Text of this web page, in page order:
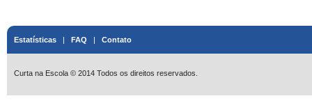
Estatísticas | FAQ | Contato
Curta na Escola © 2014 Todos os direitos reservados.